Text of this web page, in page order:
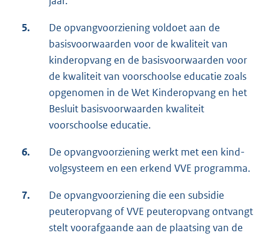
5.
De opvangvoorziening voldoet aan de
basisvoorwaarden voor de kwaliteit van
kinderopvang en de basisvoorwaarden voor
de kwaliteit van voorschoolse educatie zoals
opgenomen in de Wet Kinderopvang en het
Besluit basisvoorwaarden kwaliteit
voorschoolse educatie.
6.
De opvangvoorziening werkt met een kind-
volgsysteem en een erkend VVE programma.
7.
De opvangvoorziening die een subsidie
peuteropvang of VVE peuteropvang ontvangt
stelt voorafgaande aan de plaatsing van de